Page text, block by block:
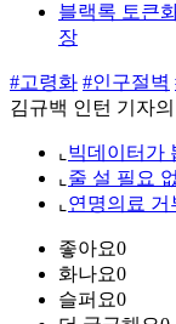
블랙록 토큰
장
#고령화 #인구절벽
김규백 인턴 기자
⌞ 빅데이터가
⌞ 줄 설 필요
⌞ 연명의료
좋아요0
화나요0
슬퍼요0